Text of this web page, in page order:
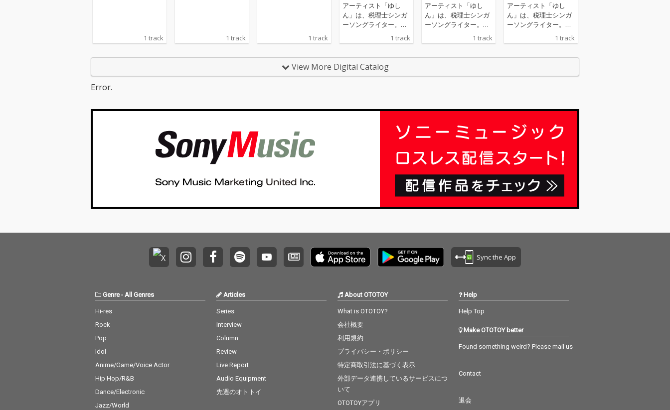
1 track 1 track 1 track
アーティスト「ゆし
ん」は、税理士シンガ
ーソングライター。自
ルでは、「人は幸せに
という思いを伝えるた
め、「音楽」と「税理
ファンがコメントを寄
ら、毎月1曲の配信リ
リースと、それに合わ
ており、この作品もそ
のひとつ。「晴れたら
手繋ごうや 曇りでも 繋
ごうや 雨降ったら 傘一
つ 片っぽずつ 肩濡ら
1 track
アーティスト「ゆし
ん」は、税理士シンガ
ーソングライター。自
ルでは、「人は幸せに
ファンがコメントを寄
ら、毎月1曲の配信リ
リースと、それに合わ
ており、この作品もそ
のひとつ。「他者との
すれ違い。救いの無い
ように思える状況。そ
の中でこそ紡がれる生
1 track
アーティスト「ゆし
ん」は、税理士シンガ
ーソングライター。自
ルでは、「人は幸せに
ファンがコメントを寄
ら、毎月1曲の配信リ
リースと、それに合わ
ており、この作品もそ
のひとつ。「毎日はツ
ラいわ そうね だいたい
ね 答えなんて出んわ ち
ょっと待ってて 抵抗し
o！）」。
1 track
View More Digital Catalog
Error.
Sync the App
Genre- All Genres
Hi-res
Rock
Pop
Idol
Anime/Game/Voice Actor
Hip Hop/R&B
Dance/Electronic
Jazz/World
Articles
Series
Interview
Column
Review
Live Report
Audio Equipment
先週のオトトイ
About OTOTOY
What is OTOTOY?
会社概要
利用規約
プライバシー・ポリシー
特定商取引法に基づく表示
外部データ連携しているサービスにつ
いて
OTOTOYアプリ
Help
Help Top
Make OTOTOY better
Found something weird? Please mail us
Contact
退会